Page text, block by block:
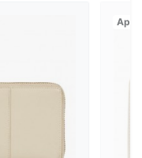
Арт.